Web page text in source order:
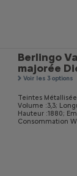
Berlingo
majorée
Voir les 3 options
Teintes
Volume :3,3;
Hauteur :1880;
Consommation